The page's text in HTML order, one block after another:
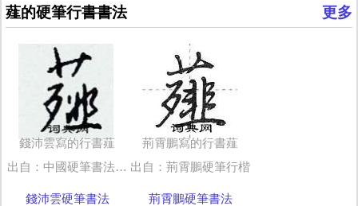
薤的硬筆行書書法 更多
錢沛雲寫的行書薤
出自：中國硬筆書法字典
錢沛雲硬筆書法
荊霄鵬寫的行書薤
出自：荊霄鵬硬筆行楷
荊霄鵬硬筆書法